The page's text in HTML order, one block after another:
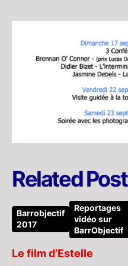
Related Post
Barrobjectif
2017
Reportages
vidéo sur
BarrObjectif
Le film d’Estelle